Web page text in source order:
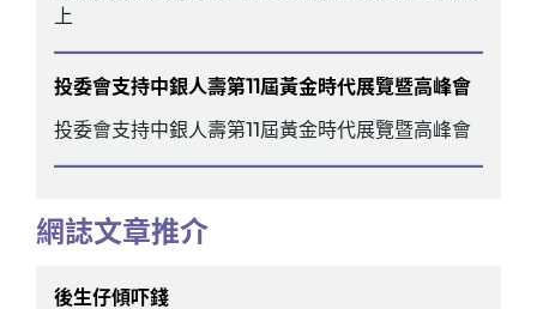
上
投委會支持中銀人壽第11屆黃金時代展覽暨高峰會
投委會支持中銀人壽第11屆黃金時代展覽暨高峰會
網誌文章推介
後生仔傾吓錢